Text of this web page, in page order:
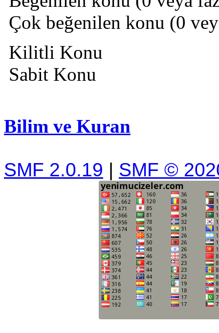
Çok beğenilen konu (0
Kilitli Konu
Sabit Konu
Bilim ve Kuran
SMF 2.0.19 | SMF ©